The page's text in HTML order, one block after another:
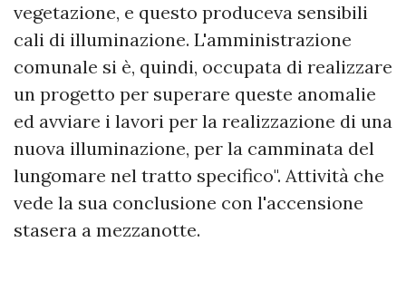
vegetazione, e questo produceva sensibili
cali di illuminazione. L'amministrazione
comunale si è, quindi, occupata di realizzare
un progetto per superare queste anomalie
ed avviare i lavori per la realizzazione di una
nuova illuminazione, per la camminata del
lungomare nel tratto specifico". Attività che
vede la sua conclusione con l'accensione
stasera a mezzanotte.